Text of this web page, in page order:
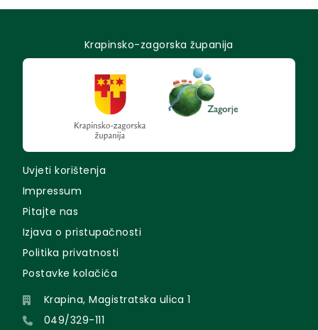
Krapinsko-zagorska županija
Uvjeti korištenja
Impressum
Pitajte nas
Izjava o pristupačnosti
Politika privatnosti
Postavke kolačića
Krapina, Magistratska ulica 1
049/329-111